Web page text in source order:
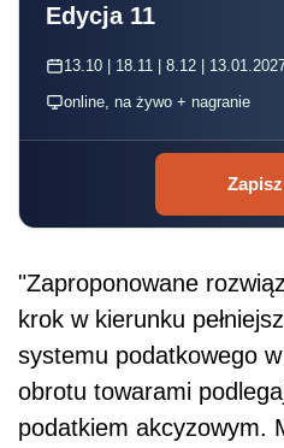
Edycja 11
13.10 | 18.11 | 8.12 |
online, na żywo + nagranie
"Zaproponowane
krok w kierunku
systemu podatkowego
obrotu towarami
podatkiem akcyzowym.